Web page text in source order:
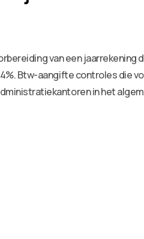
van een jaarrekening
Btw-aangifte controles die
in het